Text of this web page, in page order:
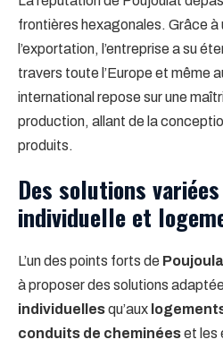
frontières hexagonales. Grâce
l’exportation, l’entreprise a su
travers toute l’Europe et même
international repose sur une
production, allant de la
produits.
Des solutions
individuelle et
L’un des points forts de
à proposer des solutions
individuellesqu’aux
conduits de cheminéeset les